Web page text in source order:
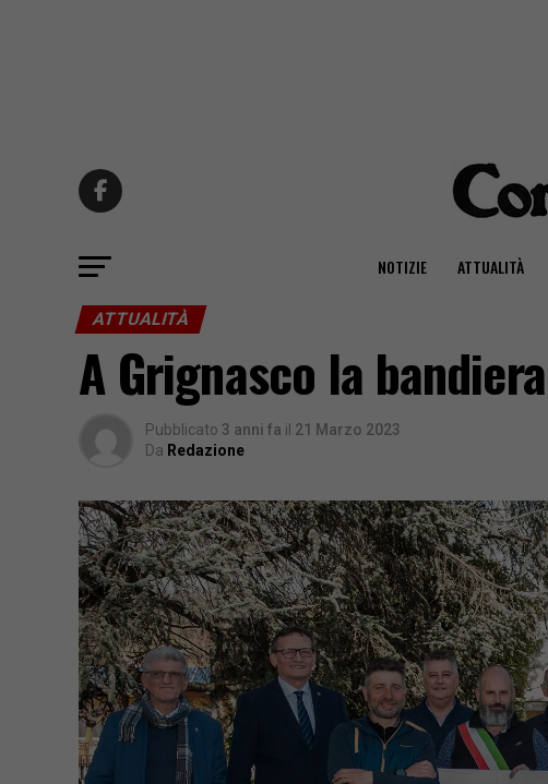
NOTIZIE ATTUALITÀ
ATTUALITÀ
A Grignasco la
Pubblicato 3 anni fa il 21 Marzo 2023
Da Redazione